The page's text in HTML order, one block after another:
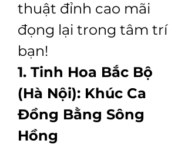
thuật đỉnh cao mãi
đọng lại trong tâm trí
bạn!
1. Tinh Hoa Bắc Bộ
(Hà Nội): Khúc Ca
Đồng Bằng Sông
Hồng